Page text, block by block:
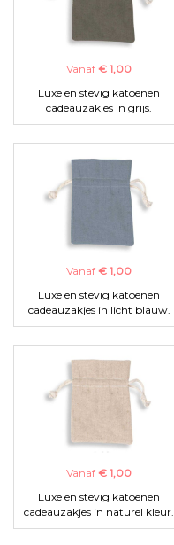
Vanaf € 1,00
Luxe en stevig katoenen
cadeauzakjes in grijs.
Vanaf € 1,00
Luxe en stevig katoenen
cadeauzakjes in licht blauw.
Vanaf € 1,00
Luxe en stevig katoenen
cadeauzakjes in naturel kleur.